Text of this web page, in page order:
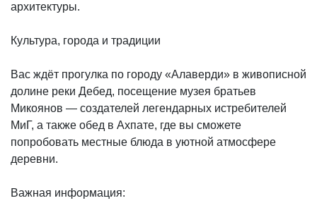
архитектуры.
Культура, города и традиции
Вас ждёт прогулка по городу «Алаверди» в живописной
долине реки Дебед, посещение музея братьев
Микоянов — создателей легендарных истребителей
МиГ, а также обед в Ахпате, где вы сможете
попробовать местные блюда в уютной атмосфере
деревни.
Важная информация: